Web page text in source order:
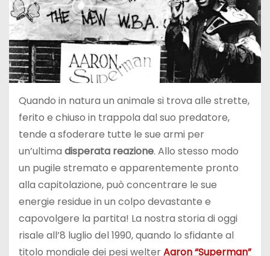
Quando in natura un animale si trova alle strette,
ferito e chiuso in trappola dal suo predatore,
tende a sfoderare tutte le sue armi per
un’ultima disperata reazione. Allo stesso modo
un pugile stremato e apparentemente pronto
alla capitolazione, può concentrare le sue
energie residue in un colpo devastante e
capovolgere la partita! La nostra storia di oggi
risale all’8 luglio del 1990, quando lo sfidante al
titolo mondiale dei pesi welterAaron “Superman”